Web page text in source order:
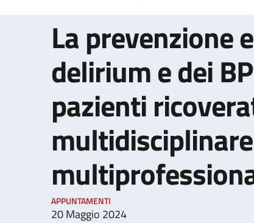
La prevenzione
delirium e dei
pazienti
APPUNTAMENTI
20 Maggio 2024